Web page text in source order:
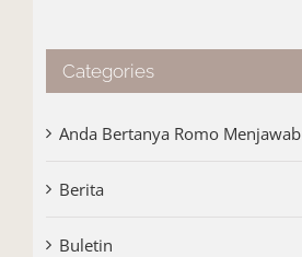
Categories
Anda Bertanya Romo Menjawab
Berita
Buletin